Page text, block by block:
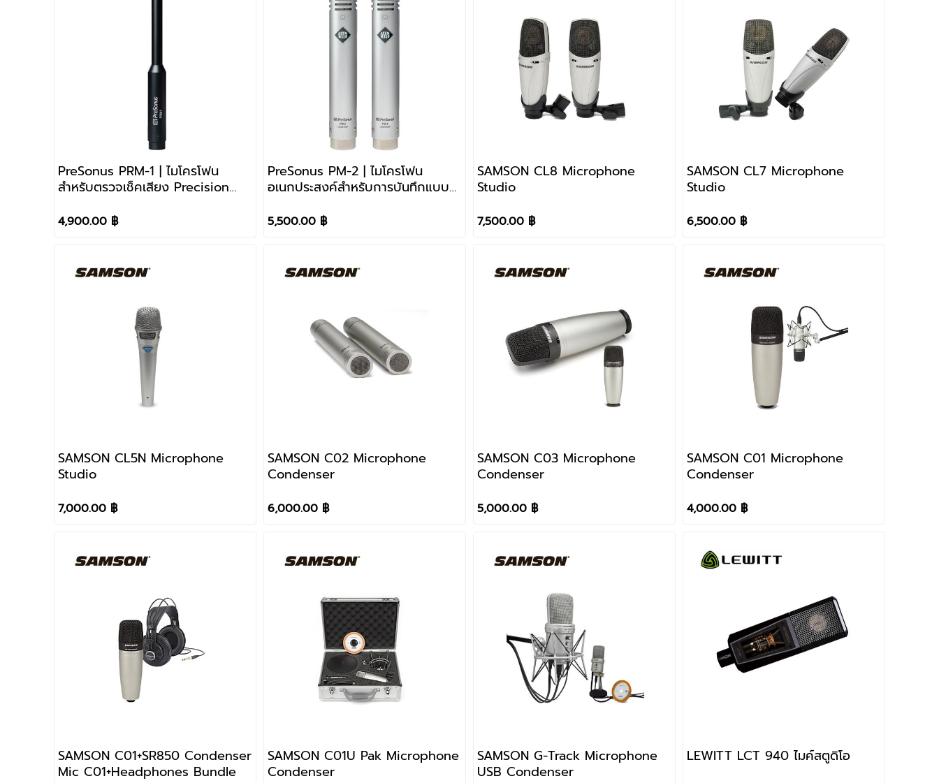
PreSonus PRM-1 | ไมโครโฟน
สำหรับตรวจเช็คเสียง Precision
4,900.00 ฿
PreSonus PM-2 | ไมโครโฟน
อเนกประสงค์สำหรับการบันทึกแบบ
5,500.00 ฿
SAMSON CL8 Microphone
Studio
7,500.00 ฿
SAMSON CL7 Microphone
Studio
6,500.00 ฿
SAMSON CL5N Microphone
Studio
7,000.00 ฿
SAMSON C02 Microphone
Condenser
6,000.00 ฿
SAMSON C03 Microphone
Condenser
5,000.00 ฿
SAMSON C01 Microphone
Condenser
4,000.00 ฿
SAMSON C01+SR850 Condenser
Mic C01+Headphones Bundle
SAMSON C01U Pak Microphone
Condenser
SAMSON G-Track Microphone
USB Condenser
LEWITT LCT 940 ไมค์สตูดิโอ